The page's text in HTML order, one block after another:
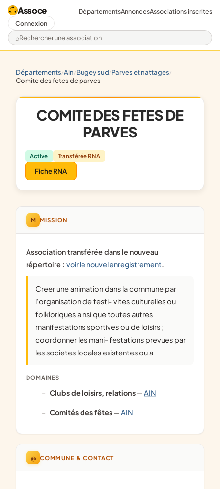
Assoce
Rechercher une association
DépartementsAnnoncesAssociations inscrites
Connexion
départements/ ain/ bugey sud/ parves et nattages/
comite des fetes de parves
COMITE DES FETES DE
PARVES
Active Transférée RNA
Fiche RNA
M MISSION
Association transférée dans le nouveau
répertoire : voir le nouvel enregistrement.
Creer une animation dans la commune par
l'organisation de festi- vites culturelles ou
folkloriques ainsi que toutes autres
manifestations sportives ou de loisirs ;
coordonner les mani- festations prevues par
les societes locales existentes ou a
DOMAINES
clubs de loisirs, relations—AIN
comités des fêtes—AIN
@ COMMUNE & CONTACT